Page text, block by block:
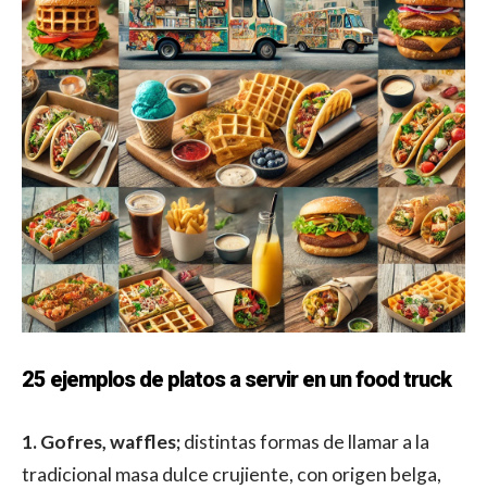
25 ejemplos de platos a servir en un food truck
1. Gofres, waffles;distintas formas de llamar a la
tradicional masa dulce crujiente, con origen belga,